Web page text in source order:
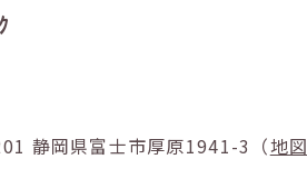
〒419-0201 静岡県富士市厚原1941-3（地図